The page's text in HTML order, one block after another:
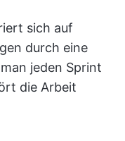
sich auf
durch eine
jeden Sprint
die Arbeit